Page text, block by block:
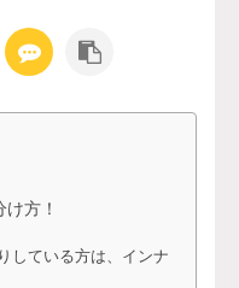
方！
している方は、インナ